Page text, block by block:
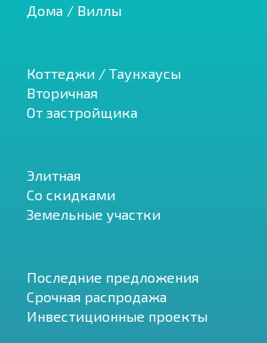
Дома / Виллы
Коттеджи / Таунхаусы
Вторичная
От застройщика
Элитная
Со скидками
Земельные участки
Последние предложения
Срочная распродажа
Инвестиционные проекты